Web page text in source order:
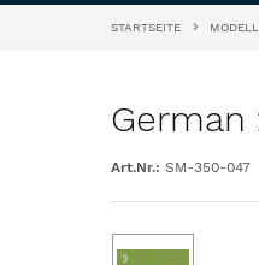
STARTSEITE
German
Art.Nr.: SM-350-047